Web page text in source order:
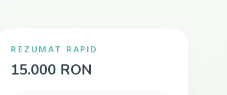
REZUMAT RAPID
15.000 RON